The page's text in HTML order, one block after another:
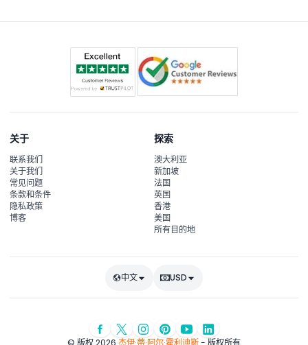
关于
联系我们
关于我们
常见问题
条款和条件
隐私政策
博客
探索
澳大利亚
新加坡
法国
英国
香港
美国
所有目的地
中文 USD
© 版权 2026 杰伊·蒂·阿尔·霍利迪斯- 版权所有